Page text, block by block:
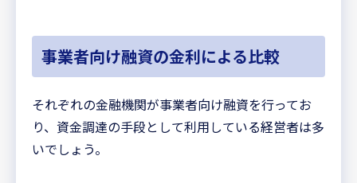
事業者向け融資の金利による比較
それぞれの金融機関が事業者向け融資を行ってお
り、資金調達の手段として利用している経営者は多
いでしょう。